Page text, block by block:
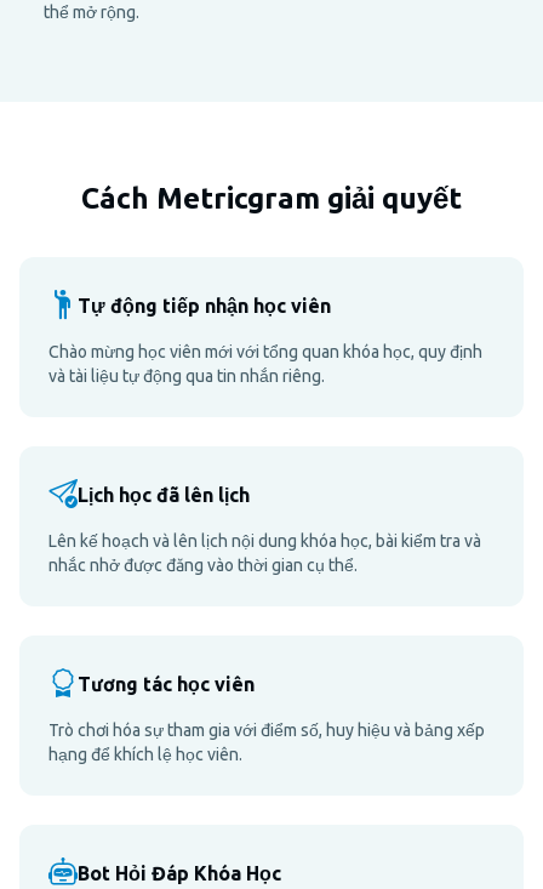
thể mở rộng.
Cách Metricgram giải quyết
Tự động tiếp nhận học viên
Chào mừng học viên mới với tổng quan khóa học, quy định
và tài liệu tự động qua tin nhắn riêng.
Lịch học đã lên lịch
Lên kế hoạch và lên lịch nội dung khóa học, bài kiểm tra và
nhắc nhở được đăng vào thời gian cụ thể.
Tương tác học viên
Trò chơi hóa sự tham gia với điểm số, huy hiệu và bảng xếp
hạng để khích lệ học viên.
Bot Hỏi Đáp Khóa Học